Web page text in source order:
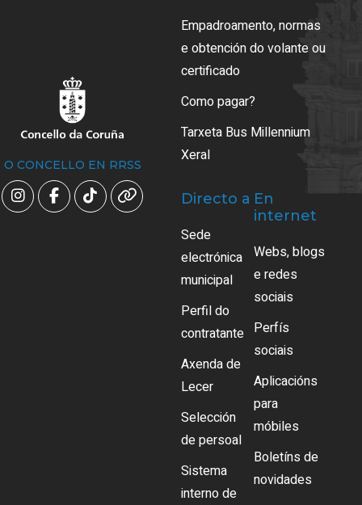
O CONCELLO EN RRSS
Empadroamento, normas
e obtención do volante ou
certificado
Como pagar?
Tarxeta Bus Millennium
Xeral
Directo a
Sede
electrónica
municipal
Perfil do
contratante
Axenda de
Lecer
Selección
de persoal
Sistema
interno de
En
internet
Webs, blogs
e redes
sociais
Perfís
sociais
Aplicacións
para
móbiles
Boletíns de
novidades